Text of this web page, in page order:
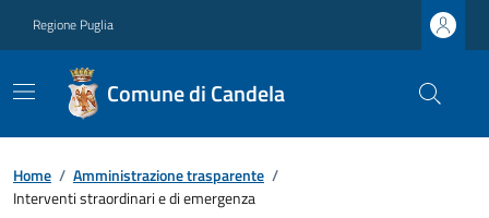
Regione Puglia
Comune di Candela
Home / Amministrazione trasparente /
Interventi straordinari e di emergenza